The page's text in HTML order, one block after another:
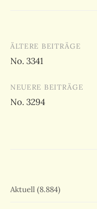
Beitragsnavigation
ÄLTERE BEITRÄGE
No. 3341
NEUERE BEITRÄGE
No. 3294
Aktuell (8.884)